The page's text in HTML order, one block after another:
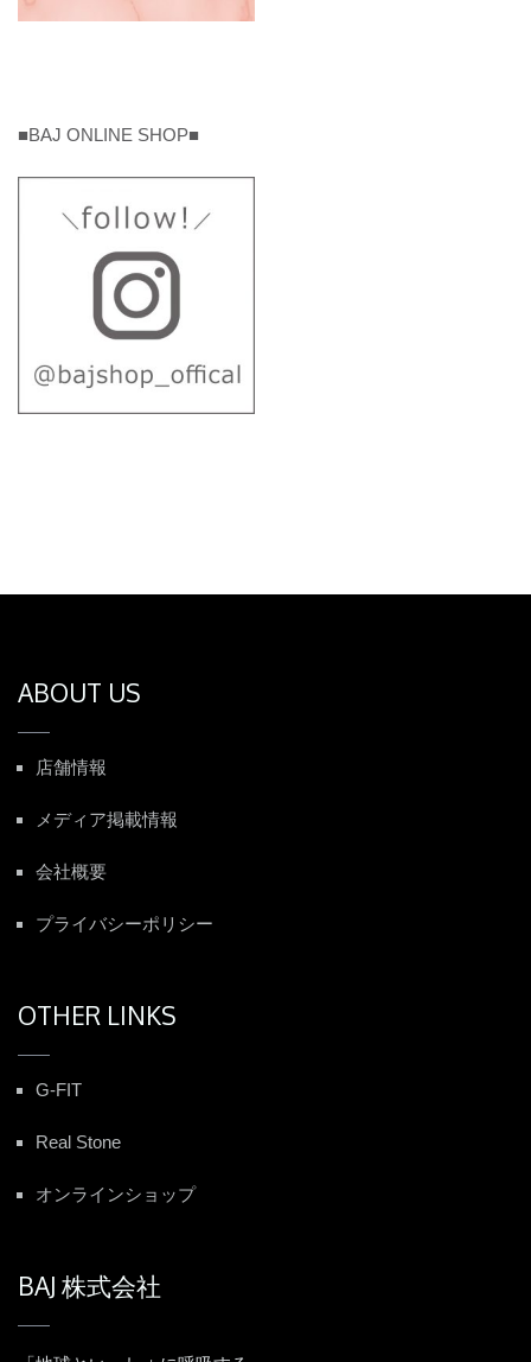
■BAJ ONLINE SHOP■
ABOUT US
店舗情報
メディア掲載情報
会社概要
プライバシーポリシー
OTHER LINKS
G-FIT
Real Stone
オンラインショップ
BAJ 株式会社